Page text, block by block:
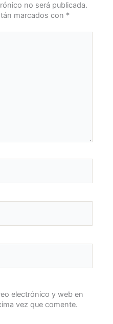
no será publicada.
marcados con *
electrónico y web en
vez que comente.